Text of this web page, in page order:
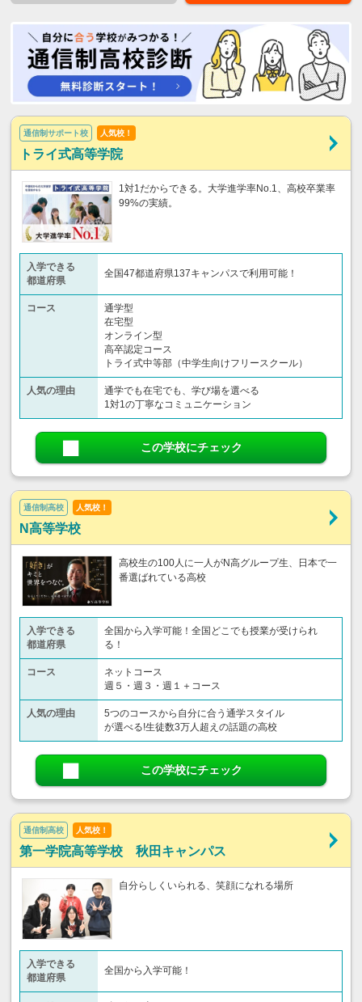
通信制サポート校 人気校！
トライ式高等学院
1対1だからできる。大学進学率No.1、高校卒業率
99%の実績。
入学できる
都道府県
全国47都道府県137キャンパスで利用可能！
コース
通学型
在宅型
オンライン型
高卒認定コース
トライ式中等部（中学生向けフリースクール）​
人気の理由
通学でも在宅でも、学び場を選べる
1対1の丁寧なコミュニケーション
この学校にチェック
通信制高校 人気校！
N高等学校
高校生の100人に一人がN高グループ生、日本で一
番選ばれている高校
入学できる
都道府県
全国から入学可能！全国どこでも授業が受けられ
る！
コース
ネットコース
週５・週３・週１＋コース
人気の理由
5つのコースから自分に合う通学スタイル
が選べる!生徒数3万人超えの話題の高校
この学校にチェック
通信制高校 人気校！
第一学院高等学校 秋田キャンパス
自分らしくいられる、笑顔になれる場所
入学できる
都道府県
全国から入学可能！